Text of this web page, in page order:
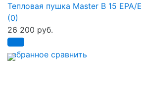
избранное сравнить
Тепловая пушка Master B 15 EPA/
(0)
26 200 руб.